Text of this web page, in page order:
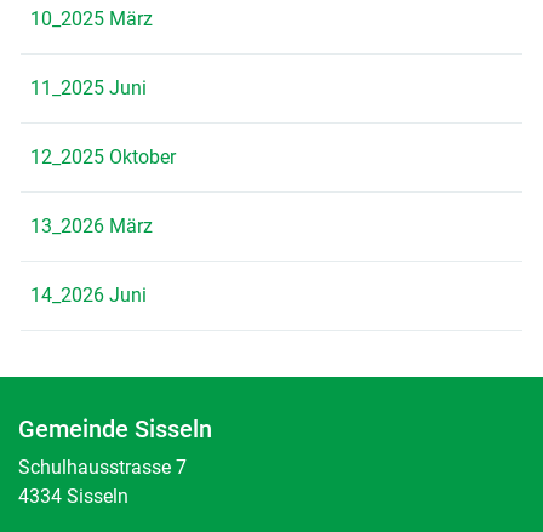
10_2025 März
11_2025 Juni
12_2025 Oktober
13_2026 März
14_2026 Juni
Gemeinde Sisseln
Schulhausstrasse 7
4334 Sisseln